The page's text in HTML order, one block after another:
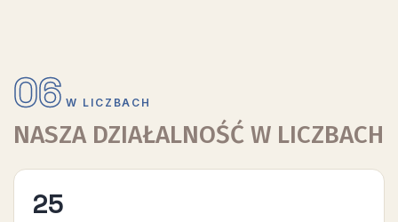
06 W LICZBACH
NASZA DZIAŁALNOŚĆ W LICZBACH
25